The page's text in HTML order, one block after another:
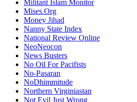
Militant Islam Monitor
Mises.Org
Money Jihad
Nanny State Index
National Review Online
NeoNeocon
News Busters
No Oil For Pacifists
No-Pasaran
NoDhimmitude
Northern Virginiastan
Not Evil Just Wrong